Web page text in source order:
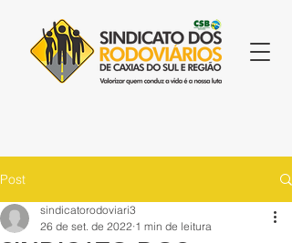
Post
sindicatorodoviari3
26 de set. de 2022 1 min de leitura